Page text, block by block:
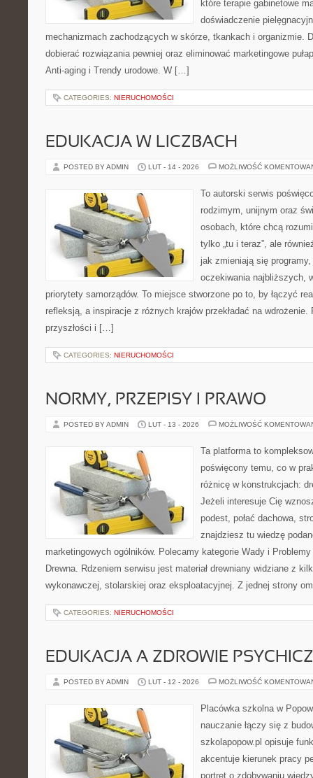
które terapie gabinetowe
doświadczenie
mechanizmach zachodzących w skórze, tkankach i organizmie.
dobierać rozwiązania pewniej oraz eliminować marketingowe
Anti-aging i Trendy urodowe. W […]
CATEGORIES: NIERUCHOMOŚCI
EDUKACJA W LICZBACH
POSTED BY ADMIN LUT - 14 - 2026 MOŻLIWOŚĆ
To autorski serwis
rodzimym, unijnym oraz
osobach, które chcą
tylko „tu i teraz”, ale
jak zmieniają się
oczekiwania najbliższych,
priorytety samorządów. To miejsce stworzone po to, by łączyć
refleksją, a inspiracje z różnych krajów przekładać na wdrożenie.
przyszłości i […]
CATEGORIES: NIERUCHOMOŚCI
NORMY, PRZEPISY I PRAWO
POSTED BY ADMIN LUT - 13 - 2026 MOŻLIWOŚĆ
Ta platforma to
poświęcony temu, co w
różnicę w konstrukcjach:
Jeżeli interesuje Cię
podest, połać dachowa,
znajdziesz tu wiedzę
marketingowych ogólników. Polecamy kategorie Wady i
Drewna. Rdzeniem serwisu jest materiał drewniany widziane z
wykonawczej, stolarskiej oraz eksploatacyjnej. Z jednej strony
CATEGORIES: NIERUCHOMOŚCI
EDUKACJA A ZDROWIE
POSTED BY ADMIN LUT - 12 - 2026 MOŻLIWOŚĆ
Placówka szkolna w
nauczanie łączy się z
szkolapopow.pl opisuje
akcentuje kierunek pracy
portret o zdobywaniu